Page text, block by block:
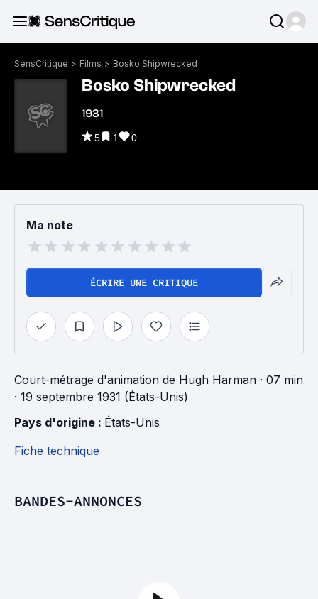
SensCritique > Films > Bosko Shipwrecked
Bosko Shipwrecked
1931
5 1 0
Ma note
ÉCRIRE UNE CRITIQUE
Court-métrage d'animation de Hugh Harman · 07 min
· 19 septembre 1931 (États-Unis)
Pays d'origine : États-Unis
Fiche technique
BANDES-ANNONCES